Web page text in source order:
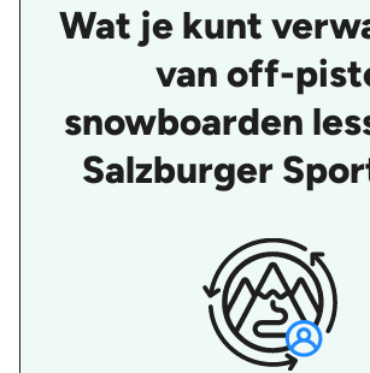
Wat je kunt
van off-
snowboarden
Salzburger